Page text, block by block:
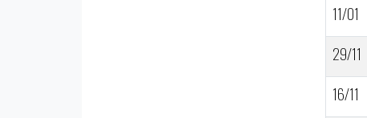
11/01
29/11
16/11